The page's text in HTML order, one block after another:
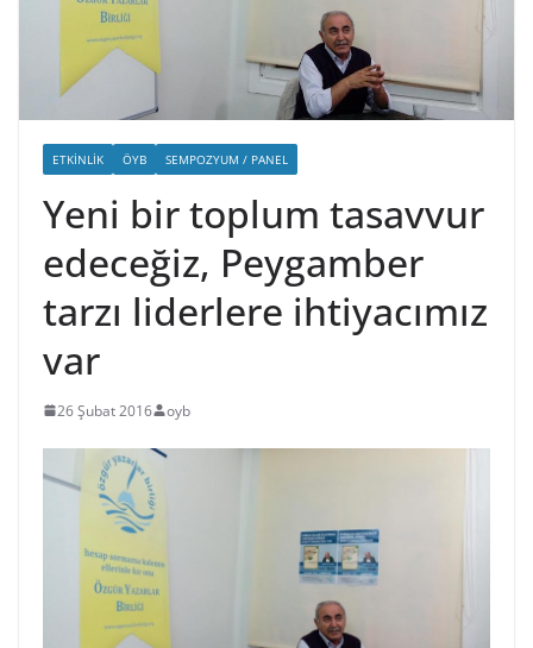
ETKINLIK ÖYB SEMPOZYUM / PANEL
Yeni bir toplum tasavvur
edeceğiz, Peygamber
tarzı liderlere ihtiyacımız
var
26 Şubat 2016 oyb